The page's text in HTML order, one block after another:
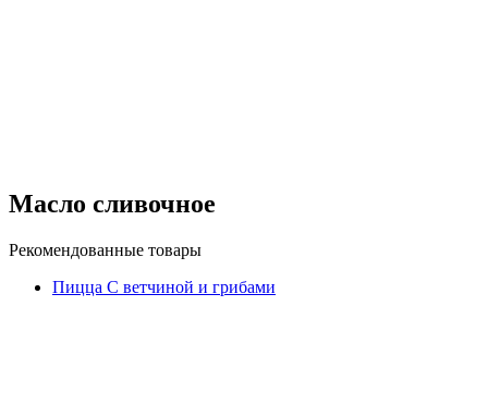
Масло сливочное
Рекомендованные товары
Пицца С ветчиной и грибами